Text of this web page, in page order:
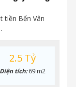
tiền Bến Vân
2.5 Tỷ
Diện tích:69 m2